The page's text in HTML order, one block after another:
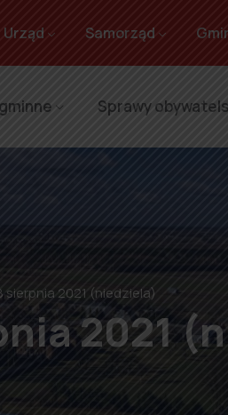
Urząd Samorząd
Sprawy
sierpnia 2021 (niedziela)
2021